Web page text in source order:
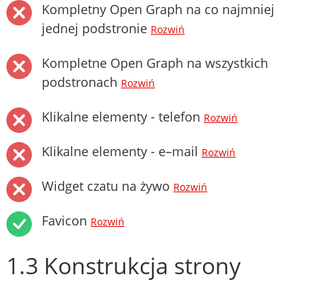
Kompletny Open Graph na co najmniej
jednej podstronie Rozwiń
Kompletne Open Graph na wszystkich
podstronach Rozwiń
Klikalne elementy - telefon Rozwiń
Klikalne elementy - e–mail Rozwiń
Widget czatu na żywo Rozwiń
Favicon Rozwiń
1.3 Konstrukcja strony